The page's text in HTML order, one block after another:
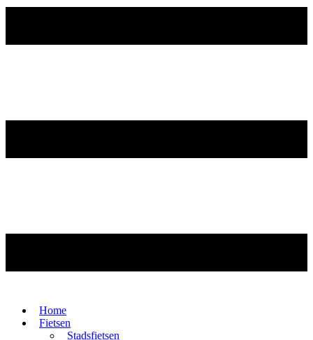
Home
Fietsen
Stadsfietsen